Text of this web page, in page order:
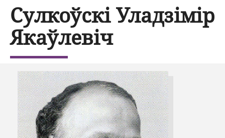
Сулкоўскі Уладзімір
Якаўлевіч